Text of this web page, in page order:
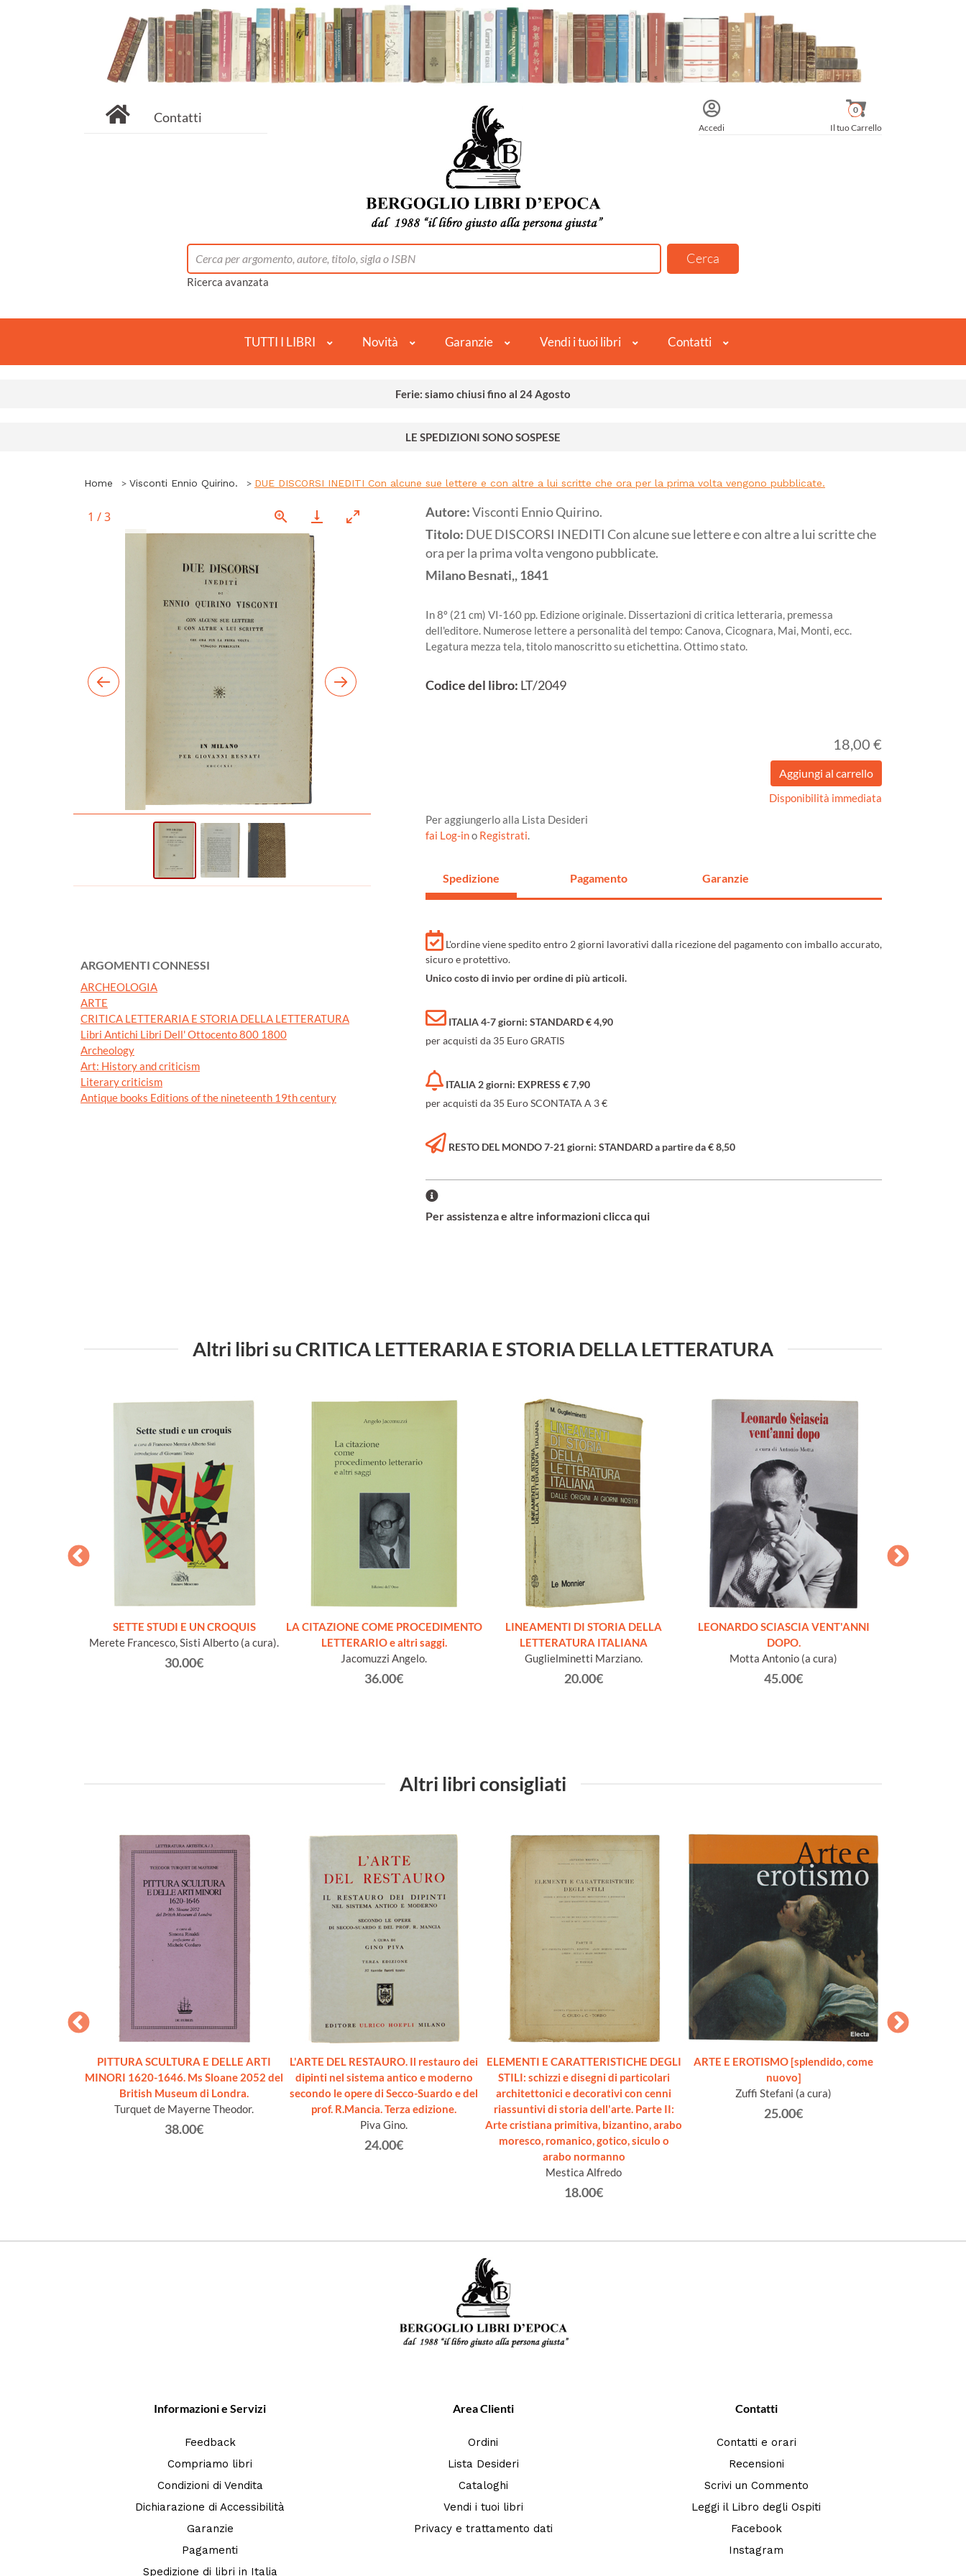
Contatti
Accedi Il tuo Carrello
0
Ricerca avanzata
TUTTI I LIBRI Novità Garanzie Vendi i tuoi libri Contatti
Ferie: siamo chiusi fino al 24 Agosto
LE SPEDIZIONI SONO SOSPESE
Home Visconti Ennio Quirino. DUE DISCORSI INEDITI Con alcune sue lettere e con altre a lui scritte che ora per la prima volta vengono pubblicate.
1 /3
ARGOMENTI CONNESSI
ARCHEOLOGIA
ARTE
CRITICA LETTERARIA E STORIA DELLA LETTERATURA
Libri Antichi Libri Dell' Ottocento 800 1800
Archeology
Art: History and criticism
Literary criticism
Antique books Editions of the nineteenth 19th century
Autore:Visconti Ennio Quirino.
Titolo: DUE DISCORSI INEDITI Con alcune sue lettere e con altre a lui scritte che
ora per la prima volta vengono pubblicate.
MilanoBesnati,,1841
In 8º (21 cm) VI-160 pp. Edizione originale. Dissertazioni di critica letteraria, premessa
dell'editore. Numerose lettere a personalità del tempo: Canova, Cicognara, Mai, Monti, ecc.
Legatura mezza tela, titolo manoscritto su etichettina. Ottimo stato.
Codice del libro: LT/2049
18,00 €
Disponibilità immediata
Per aggiungerlo alla Lista Desideri
fai Log-ino Registrati.
Spedizione Pagamento Garanzie
L'ordine viene spedito entro 2 giorni lavorativi dalla ricezione del pagamento con imballo accurato,
sicuro e protettivo.
Unico costo di invio per ordine di più articoli.
ITALIA 4-7 giorni: STANDARD € 4,90
per acquisti da 35 Euro GRATIS
ITALIA 2 giorni: EXPRESS € 7,90
per acquisti da 35 Euro SCONTATA A 3 €
RESTO DEL MONDO 7-21 giorni: STANDARD a partire da € 8,50
Per assistenza e altre informazioni clicca qui
Altri libri su CRITICA LETTERARIA E STORIA DELLA LETTERATURA
SETTE STUDI E UN CROQUIS
Merete Francesco, Sisti Alberto (a cura).
30.00€
LA CITAZIONE COME PROCEDIMENTO
LETTERARIO e altri saggi.
Jacomuzzi Angelo.
36.00€
LINEAMENTI DI STORIA DELLA
LETTERATURA ITALIANA
Guglielminetti Marziano.
20.00€
LEONARDO SCIASCIA VENT'ANNI
DOPO.
Motta Antonio (a cura)
45.00€
Altri libri consigliati
PITTURA SCULTURA E DELLE ARTI
MINORI 1620-1646. Ms Sloane 2052 del
British Museum di Londra.
Turquet de Mayerne Theodor.
38.00€
L'ARTE DEL RESTAURO. Il restauro dei
dipinti nel sistema antico e moderno
secondo le opere di Secco-Suardo e del
prof. R.Mancia. Terza edizione.
Piva Gino.
24.00€
ELEMENTI E CARATTERISTICHE DEGLI
STILI: schizzi e disegni di particolari
architettonici e decorativi con cenni
riassuntivi di storia dell'arte. Parte II:
Arte cristiana primitiva, bizantino, arabo
moresco, romanico, gotico, siculo o
arabo normanno
Mestica Alfredo
18.00€
ARTE E EROTISMO [splendido, come
nuovo]
Zuffi Stefani (a cura)
25.00€
Informazioni e Servizi
Feedback
Compriamo libri
Condizioni di Vendita
Dichiarazione di Accessibilità
Garanzie
Pagamenti
Spedizione di libri in Italia
Area Clienti
Ordini
Lista Desideri
Cataloghi
Vendi i tuoi libri
Privacy e trattamento dati
Contatti
Contatti e orari
Recensioni
Scrivi un Commento
Leggi il Libro degli Ospiti
Facebook
Instagram